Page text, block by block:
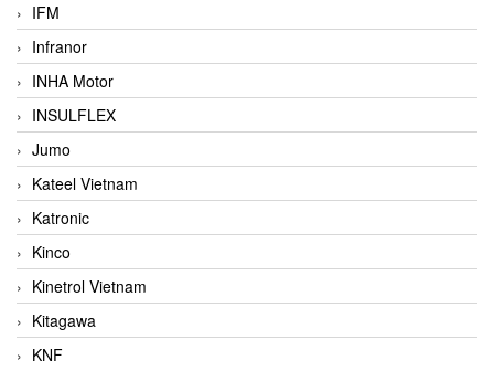
IFM
Infranor
INHA Motor
INSULFLEX
Jumo
Kateel Vietnam
Katronic
Kinco
Kinetrol Vietnam
Kitagawa
KNF